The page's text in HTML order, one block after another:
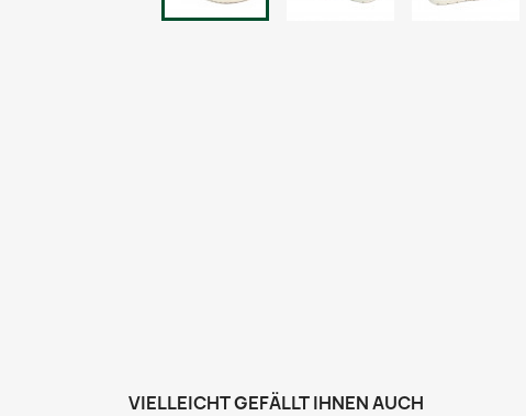
VIELLEICHT GEFÄLLT IHNEN AUCH